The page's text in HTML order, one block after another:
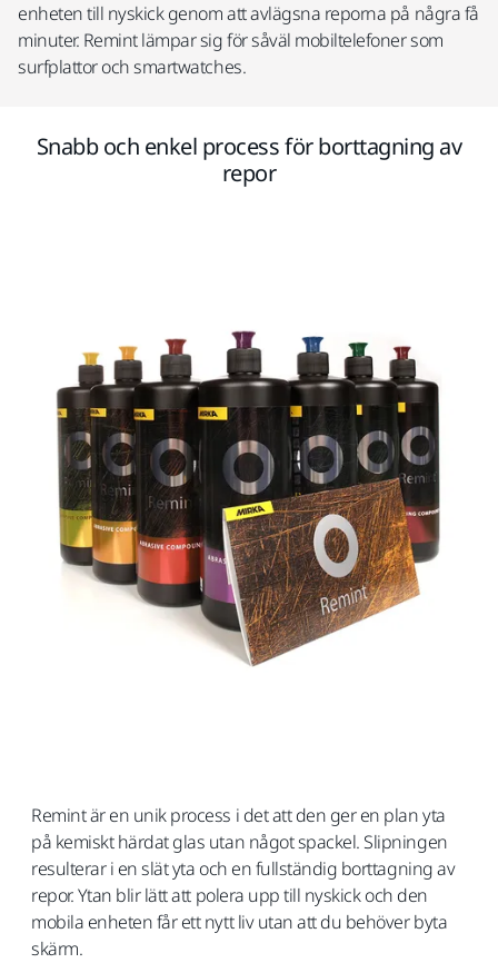
enheten till nyskick genom att avlägsna reporna på några få
minuter. Remint lämpar sig för såväl mobiltelefoner som
surfplattor och smartwatches.
Snabb och enkel process för borttagning av
repor
Remint är en unik process i det att den ger en plan yta
på kemiskt härdat glas utan något spackel. Slipningen
resulterar i en slät yta och en fullständig borttagning av
repor. Ytan blir lätt att polera upp till nyskick och den
mobila enheten får ett nytt liv utan att du behöver byta
skärm.